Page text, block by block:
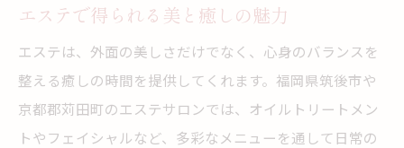
エステで得られる美と癒しの魅力
エステは、外面の美しさだけでなく、心身のバランスを
整える癒しの時間を提供してくれます。福岡県筑後市や
京都郡苅田町のエステサロンでは、オイルトリートメン
トやフェイシャルなど、多彩なメニューを通して日常の